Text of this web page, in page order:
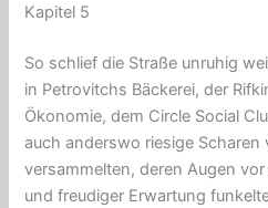
Kapitel 5
So schlief die Straße unruhig
in Petrovitchs Bäckerei, der
Ökonomie, dem Circle Social
auch anderswo riesige Scharen
versammelten, deren Augen
und freudiger Erwartung